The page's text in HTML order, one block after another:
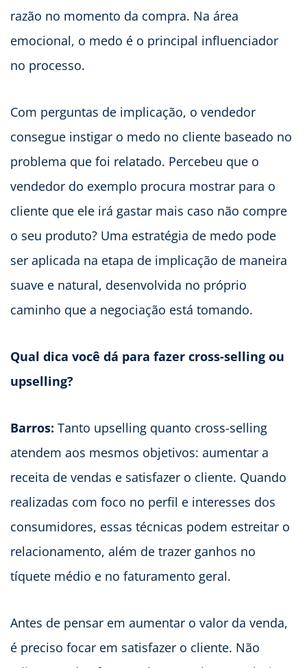
razão no momento da compra. Na área
emocional, o medo é o principal influenciador
no processo.
Com perguntas de implicação, o vendedor
consegue instigar o medo no cliente baseado no
problema que foi relatado. Percebeu que o
vendedor do exemplo procura mostrar para o
cliente que ele irá gastar mais caso não compre
o seu produto? Uma estratégia de medo pode
ser aplicada na etapa de implicação de maneira
suave e natural, desenvolvida no próprio
caminho que a negociação está tomando.
Qual dica você dá para fazer cross-selling ou
upselling?
Barros: Tanto upselling quanto cross-selling
atendem aos mesmos objetivos: aumentar a
receita de vendas e satisfazer o cliente. Quando
realizadas com foco no perfil e interesses dos
consumidores, essas técnicas podem estreitar o
relacionamento, além de trazer ganhos no
tíquete médio e no faturamento geral.
Antes de pensar em aumentar o valor da venda,
é preciso focar em satisfazer o cliente. Não